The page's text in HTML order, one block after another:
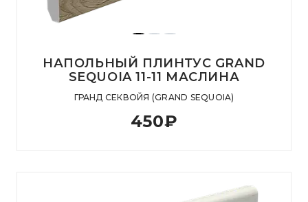
НАПОЛЬНЫЙ ПЛИНТУС GRAND
SEQUOIA 11-11 МАСЛИНА
ГРАНД СЕКВОЙЯ (GRAND SEQUOIA)
450₽